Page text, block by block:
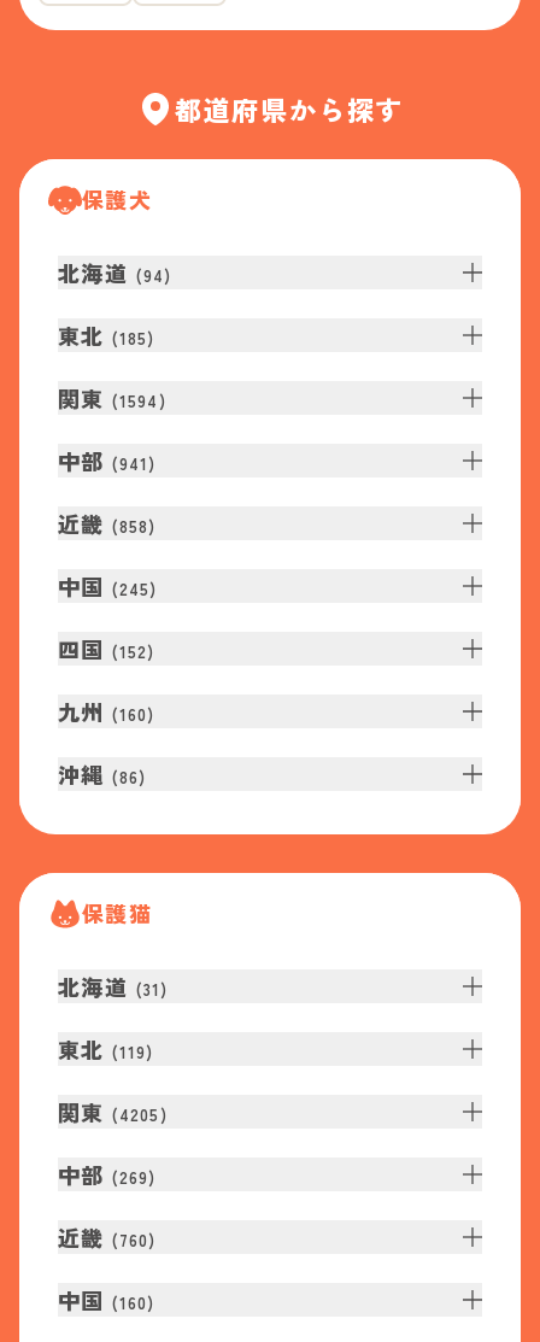
都道府県から探す
保護犬
北海道 (94)
東北 (185)
関東 (1594 )
中部 (941 )
近畿 (858)
中国 (245)
四国 (152)
九州 (160)
沖縄 (86)
保護猫
北海道 (31 )
東北 (119)
関東 (4205 )
中部 (269)
近畿 (760)
中国 (160)